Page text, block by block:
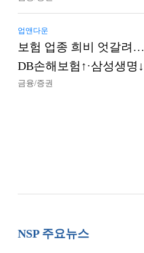
업앤다운
보험 업종 희비 엇갈려…
DB손해보험↑·삼성생명↓
금융/증권
NSP 주요뉴스